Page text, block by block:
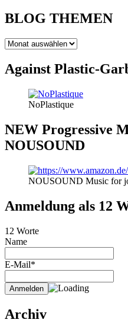
BLOG THEMEN
BLOG
Against Plastic-
NoPlastique
NEW Progressive
NOUSOUND
NOUSOUND Music for
Anmeldung als 12
12 Worte
Name
E-Mail*
Archiv